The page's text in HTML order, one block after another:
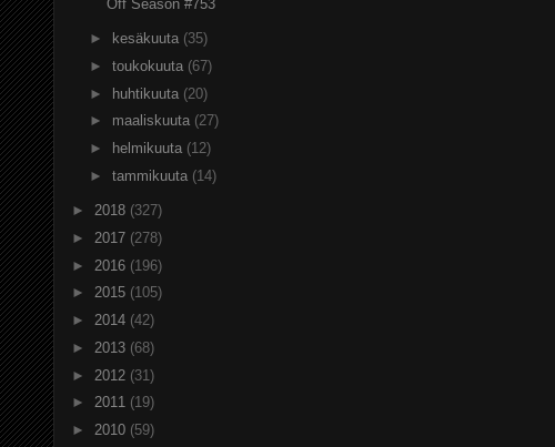
Off Season #753
► kesäkuuta (35)
► toukokuuta (67)
► huhtikuuta (20)
► maaliskuuta (27)
►
helmikuuta (12)
► tammikuuta (14)
► 2018 (327)
► 2017 (278)
► 2016 (196)
► 2015 (105)
► 2014 (42)
► 2013 (68)
► 2012 (31)
► 2011 (19)
► 2010 (59)